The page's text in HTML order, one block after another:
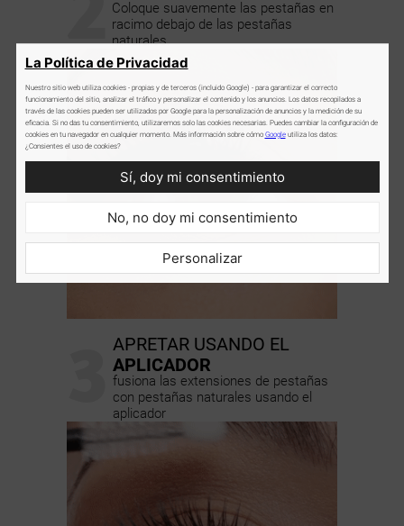
Coloque suavemente las pestañas en
racimo debajo de las pestañas
naturales.
APRETAR USANDO EL
APLICADOR
fusiona las extensiones de pestañas
con pestañas naturales usando el
aplicador
La Política de Privacidad
Nuestro sitio web utiliza cookies - propias y de terceros (incluido Google) - para garantizar el correcto
funcionamiento del sitio, analizar el tráfico y personalizar el contenido y los anuncios. Los datos recopilados a
través de las cookies pueden ser utilizados por Google para la personalización de anuncios y la medición de su
eficacia. Si no das tu consentimiento, utilizaremos solo las cookies necesarias. Puedes cambiar la configuración de
cookies en tu navegador en cualquier momento. Más información sobre cómo Googleutiliza los datos:
¿Consientes el uso de cookies?
Sí, doy mi consentimiento
No, no doy mi consentimiento
Personalizar